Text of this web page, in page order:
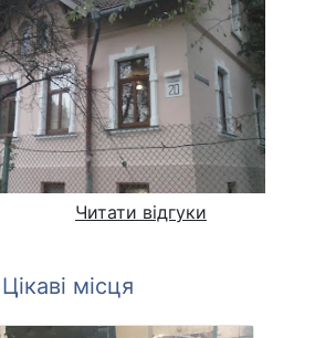
Читати відгуки
Цікаві місця